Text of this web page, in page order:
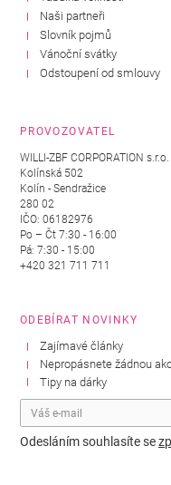
Naši partneři
Slovník pojmů
Vánoční svátky
Odstoupení od smlouvy
PROVOZOVATEL
WILLI-ZBF CORPORATION s.r.o.
Kolínská 502
Kolín - Sendražice
280 02
IČO: 06182976
Po – Čt 7:30 - 16:00
Pá: 7:30 - 15:00
+420 321 711 711
ODEBÍRAT NOVINKY
Zajímavé články
Nepropásnete žádnou
Tipy na dárky
Odesláním souhlasíte se